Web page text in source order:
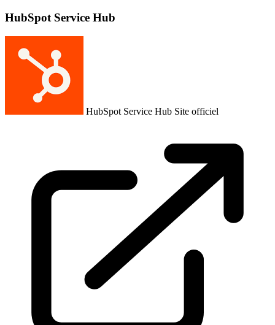
HubSpot Service Hub
HubSpot Service Hub Site officiel